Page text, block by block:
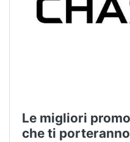
Le migliori
che ti